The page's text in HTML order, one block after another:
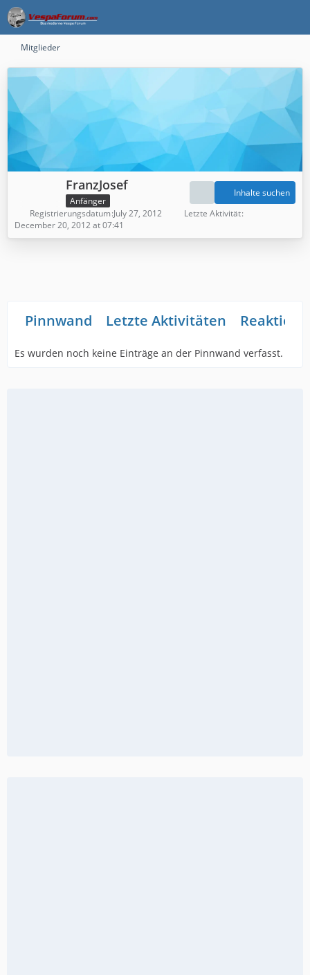
Mitglieder
FranzJosef
Anfänger
Inhalte suchen
Registrierungsdatum July 27, 2012
Letzte Aktivität
December 20, 2012 at 07:41
Pinnwand Letzte Aktivitäten
Es wurden noch keine Einträge an der Pinnwand verfasst.